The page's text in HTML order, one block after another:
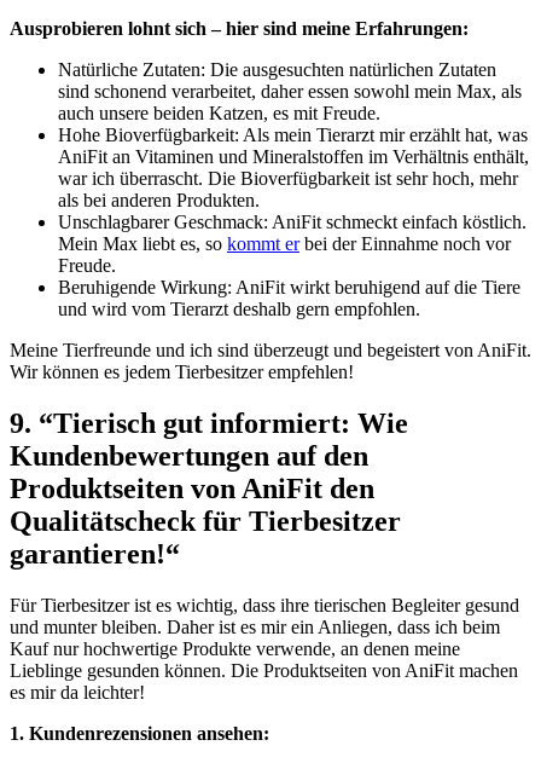
Ausprobieren lohnt sich – hier sind meine Erfahrungen:
Natürliche Zutaten: Die ​ausgesuchten natürlichen Zutaten
sind schonend verarbeitet, ​daher essen sowohl mein Max, als
auch unsere‌ beiden‍ Katzen, ‍es ‍mit ⁤Freude.
Hohe Bioverfügbarkeit: Als mein Tierarzt mir erzählt hat, was
AniFit an ​Vitaminen‌ und Mineralstoffen‍ im Verhältnis enthält,
war ich überrascht. Die Bioverfügbarkeit ist sehr hoch, mehr
als bei anderen Produkten.
Unschlagbarer Geschmack:‍ AniFit ‌schmeckt⁤ einfach köstlich.
Mein Max liebt es, so kommt erbei der Einnahme noch vor
Freude.
Beruhigende Wirkung: AniFit wirkt beruhigend ⁣auf die Tiere
und wird vom Tierarzt deshalb gern empfohlen.
Meine Tierfreunde und ich sind überzeugt und begeistert ‌von AniFit.
Wir können es jedem Tierbesitzer empfehlen!
9. ⁢“Tierisch gut informiert: Wie
Kundenbewertungen auf den
Produktseiten von AniFit⁤ den
Qualitätscheck‌ für Tierbesitzer
garantieren!“
Für Tierbesitzer ist es wichtig,⁢ dass ihre tierischen Begleiter gesund
und munter bleiben. Daher ⁢ist⁣ es mir ein ‍Anliegen, ⁤dass ich beim
Kauf nur hochwertige Produkte verwende, an denen meine ​
Lieblinge gesunden können. Die ​Produktseiten ​von AniFit machen
es mir ⁤da⁢ leichter!
1. Kundenrezensionen ansehen: